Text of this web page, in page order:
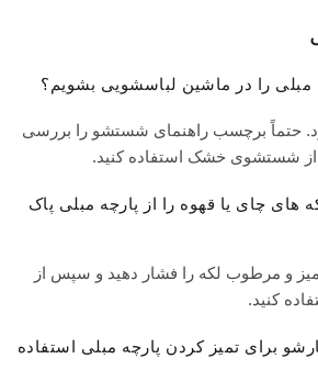
حتماً برچسب راهنمای شستشو را بررسی
از شستشوی خشک استفاده کنید.
های چای یا قهوه را از پارچه مبلی پاک
و مرطوب لکه را فشار دهید و سپس از
کنید.
برای تمیز کردن پارچه مبلی استفاده